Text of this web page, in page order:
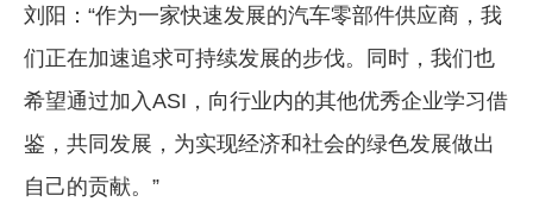
刘阳：“作为一家快速发展的汽车零部件供应商，我
们正在加速追求可持续发展的步伐。同时，我们也
希望通过加入ASI，向行业内的其他优秀企业学习借
鉴，共同发展，为实现经济和社会的绿色发展做出
自己的贡献。”